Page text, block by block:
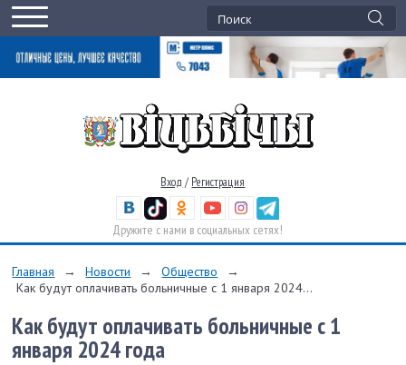
Вход / Регистрация
Дружите с нами в социальных сетях!
Главная → Новости → Общество
→
Как будут оплачивать больничные с 1 января 2024...
Как будут оплачивать больничные с 1
января 2024 года